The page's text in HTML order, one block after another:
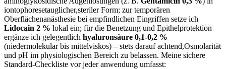
iontophoresetauglicher,steriler Form; zur temporären
Oberflächenanästhesie bei ‌empfindlichen Eingriffen setze ⁣ich
Lidocain 2 % lokal ein; für die Benetzung⁢ und Epithelprotektion
ergänze ich gelegentlich hyaluronsäure 0,1-0,2 %
(niedermolekular bis‌ mittelviskos) – stets darauf achtend,Osmolarität
und pH im physiologischen Bereich zu belassen. Meine sichere
Standard-Checkliste vor jeder anwendung umfasst: